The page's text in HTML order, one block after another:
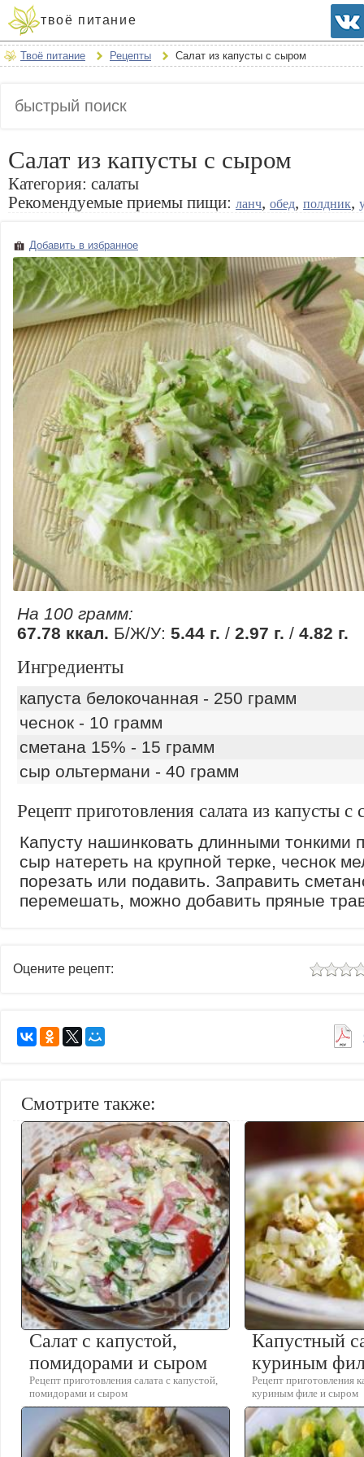
твоё питание
Твоё питание Рецепты Салат из капусты с сыром
Салат из капусты с сыром
Категория: салаты
Рекомендуемые приемы пищи: ланч, обед, полдник,
Добавить в избранное
На 100 грамм:
67.78 ккал. Б/Ж/У: 5.44 г. / 2.97 г. / 4.82 г.
Ингредиенты
капуста белокочанная - 250 грамм
чеснок - 10 грамм
сметана 15% - 15 грамм
сыр ольтермани - 40 грамм
Рецепт приготовления салата из капусты с
Капусту нашинковать длинными тонкими
сыр натереть на крупной терке, чеснок
порезать или подавить. Заправить
перемешать, можно добавить пряные
Оцените рецепт:
Смотрите также:
Салат с капустой,
помидорами и сыром
Рецепт приготовления салата с капустой,
помидорами и сыром
Капустный
куриным
Рецепт приготовления
куриным филе и сыром